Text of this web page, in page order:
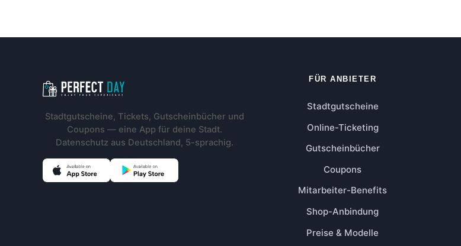
Footer-Navigation
Stadtgutscheine, Tickets, Gutscheinbücher und
Coupons — eine App für deine Stadt.
Datenschutz aus Deutschland, 5-sprachig.
FÜR ANBIETER
Stadtgutscheine
Online-Ticketing
Gutscheinbücher
Coupons
Mitarbeiter-Benefits
Shop-Anbindung
Preise & Modelle